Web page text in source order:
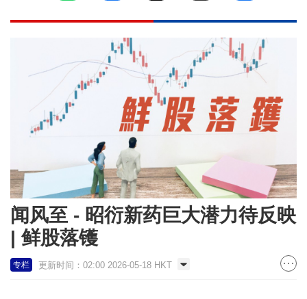
闻风至 - 昭衍新药巨大潜力待反映
| 鲜股落镬
专栏 更新时间：02:00 2026-05-18 HKT